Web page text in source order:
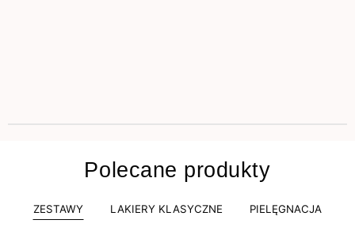
Polecane produkty
ZESTAWY LAKIERY KLASYCZNE PIELĘGNACJA